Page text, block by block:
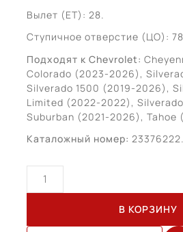
Вылет (ET): 28.
Ступичное отверстие (ЦО):
Подходят к Chevrolet:
Colorado (2023-2026),
Silverado 1500 (2019-2026),
Limited (2022-2022),
Suburban (2021-2026), Tahoe
Каталожный номер: 23376222.
Количество
товара
В КОРЗИНУ